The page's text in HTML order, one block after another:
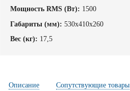
Мощность RMS (Вт): 1500
Габариты (мм): 530х410х260
Вес (кг): 17,5
Описание Сопутствующие товары